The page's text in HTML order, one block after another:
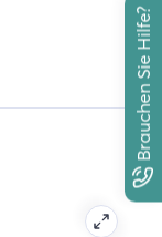
Brauchen Sie Hilfe?